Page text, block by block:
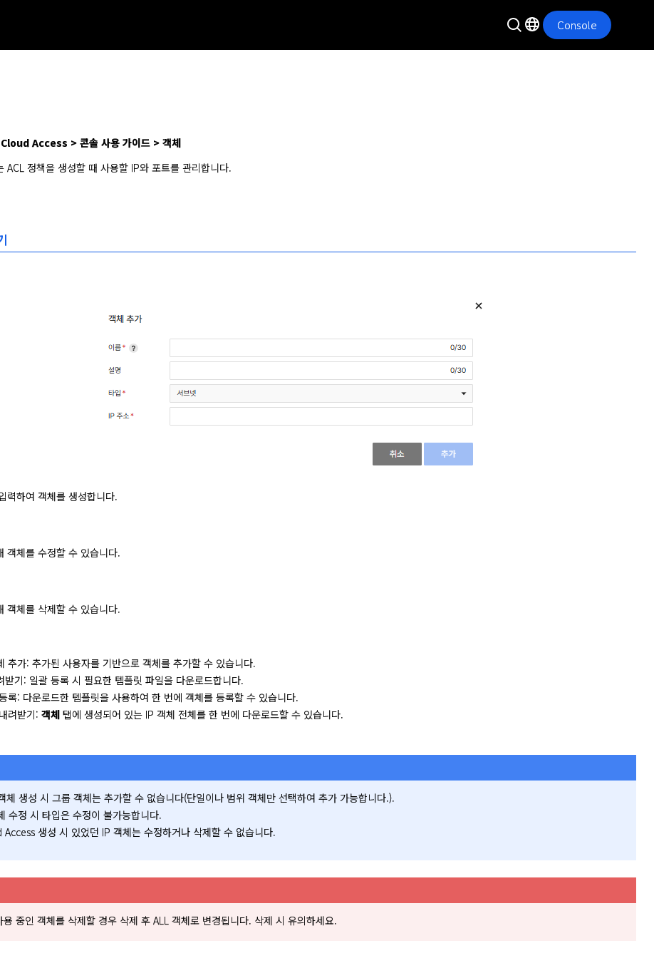
Console
Access > 콘솔 사용 가이드 > 객체
ACL 정책을 생성할 때 사용할 IP와 포트를 관리합니다.
력하여 객체를 생성합니다.
객체를 수정할 수 있습니다.
객체를 삭제할 수 있습니다.
추가: 추가된 사용자를 기반으로 객체를 추가할 수 있습니다.
받기: 일괄 등록 시 필요한 템플릿 파일을 다운로드합니다.
록: 다운로드한 템플릿을 사용하여 한 번에 객체를 등록할 수 있습니다.
려받기: 객체 탭에 생성되어 있는 IP 객체 전체를 한 번에 다운로드할 수 있습니다.
체 생성 시 그룹 객체는 추가할 수 없습니다(단일이나 범위 객체만 선택하여 추가 가능합니다.).
수정 시 타입은 수정이 불가능합니다.
Access 생성 시 있었던 IP 객체는 수정하거나 삭제할 수 없습니다.
용 중인 객체를 삭제할 경우 삭제 후 ALL 객체로 변경됩니다. 삭제 시 유의하세요.